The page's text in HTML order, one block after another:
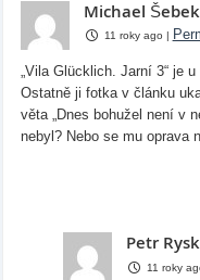
Michael Šebek
11 roky ago |
„Vila Glücklich. Jarní 3“ je
Ostatně ji fotka v článku
věta „Dnes bohužel není v
nebyl? Nebo se mu oprava
Petr
11 roky